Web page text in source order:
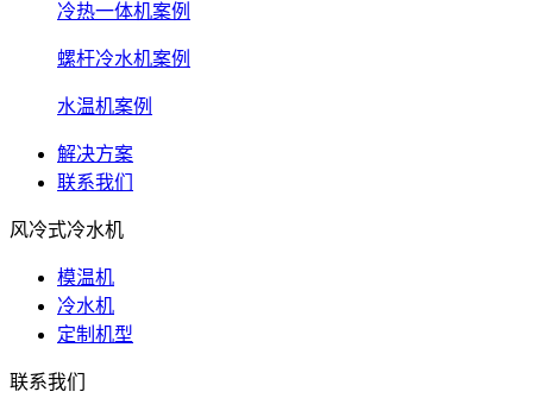
冷热一体机案例
螺杆冷水机案例
水温机案例
解决方案
联系我们
风冷式冷水机
模温机
冷水机
定制机型
联系我们